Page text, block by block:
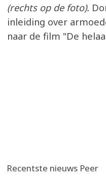
(rechts op de foto).
inleiding over
naar de film "De
Recentste nieuws Peer